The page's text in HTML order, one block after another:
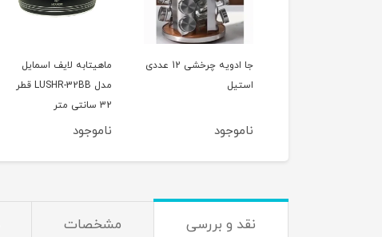
ماهیتابه لایف اسمایل
ناموجود
ماهیتابه لایف اسمایل
مدل LUSHR-28BB قطر
28 سانتی متر
ناموجود
نقد و بررسی مشخصات